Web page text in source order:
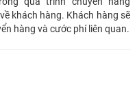
khách hàng. Khách hàng sẽ
hàng và cước phí liên quan.